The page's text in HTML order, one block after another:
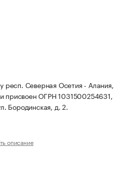
респ. Северная Осетия - Алания,
присвоен ОГРН 1031500254631,
Бородинская, д. 2.
описание